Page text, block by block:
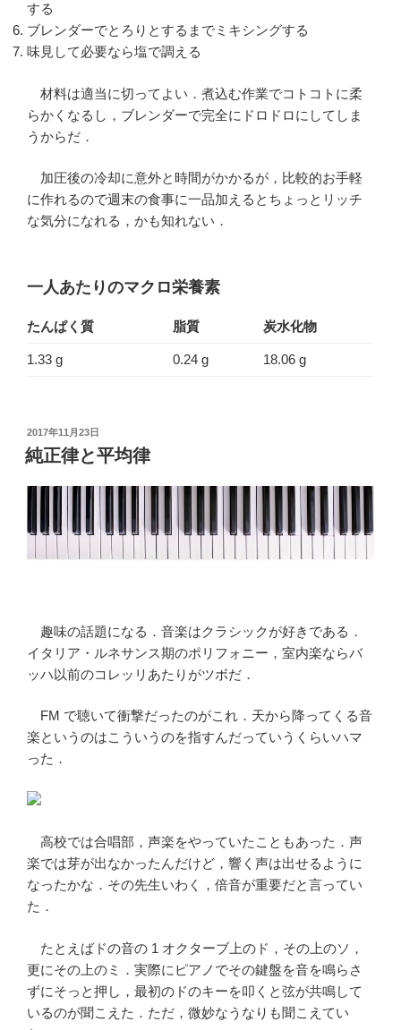
する
ブレンダーでとろりとするまでミキシングする
味見して必要なら塩で調える
材料は適当に切ってよい．煮込む作業でコトコトに柔
らかくなるし，ブレンダーで完全にドロドロにしてしま
うからだ．
加圧後の冷却に意外と時間がかかるが，比較的お手軽
に作れるので週末の食事に一品加えるとちょっとリッチ
な気分になれる，かも知れない．
一人あたりのマクロ栄養素
たんぱく質 脂質 炭水化物
1.33 g 0.24 g 18.06 g
投
稿
日:
2017年11月23日
純正律と平均律
趣味の話題になる．音楽はクラシックが好きである．
イタリア・ルネサンス期のポリフォニー，室内楽ならバ
ッハ以前のコレッリあたりがツボだ．
FM で聴いて衝撃だったのがこれ．天から降ってくる音
楽というのはこういうのを指すんだっていうくらいハマ
った．
高校では合唱部，声楽をやっていたこともあった．声
楽では芽が出なかったんだけど，響く声は出せるように
なったかな．その先生いわく，倍音が重要だと言ってい
た．
たとえばドの音の 1 オクターブ上のド，その上のソ，
更にその上のミ．実際にピアノでその鍵盤を音を鳴らさ
ずにそっと押し，最初のドのキーを叩くと弦が共鳴して
いるのが聞こえた．ただ，微妙なうなりも聞こえてい